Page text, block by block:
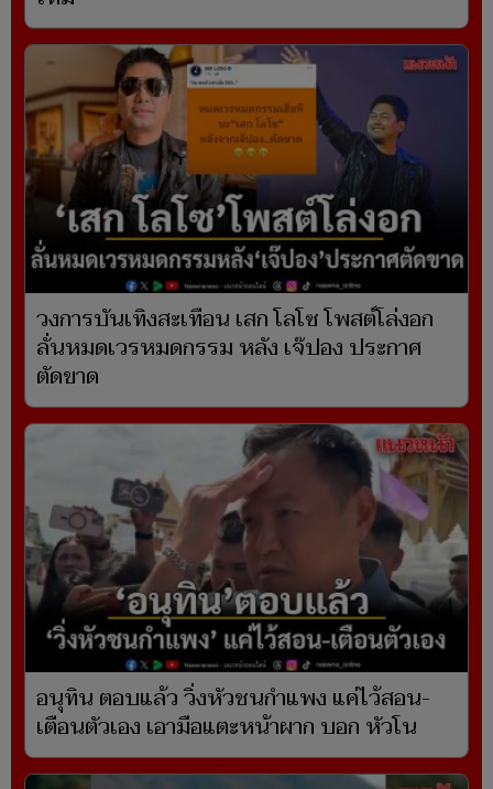
วงการบันเทิงสะเทือน เสก โลโซ โพสต์โล่งอก
ลั่นหมดเวรหมดกรรม หลัง เจ๊ปอง ประกาศ
ตัดขาด
อนุทิน ตอบแล้ว วิ่งหัวชนกำแพง แค่ไว้สอน-
เตือนตัวเอง เอามือแตะหน้าผาก บอก หัวโน